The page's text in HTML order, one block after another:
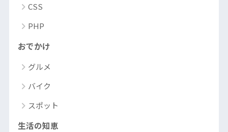
CSS
PHP
おでかけ
グルメ
バイク
スポット
生活の知恵